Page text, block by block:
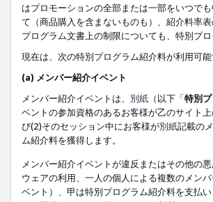
はプロモーションの全部または一部をいつで
て（商品購入を含まないものも）、紹介料率
プログラム文書上の制限についても、特別プ
現在は、次の特別プログラム紹介料が利用可能
(a) メンバー紹介イベント
メンバー紹介イベントは、 別紙 （以下「特別
ベントの参加資格のあるお客様が乙のサイト
び(2)そのセッション中にお客様が別紙記載の
ム紹介料を獲得します。
メンバー紹介イベントが違反またはその他の
ウェアの利用、一人の個人による複数のメン
ベント）、甲は特別プログラム紹介料を支払